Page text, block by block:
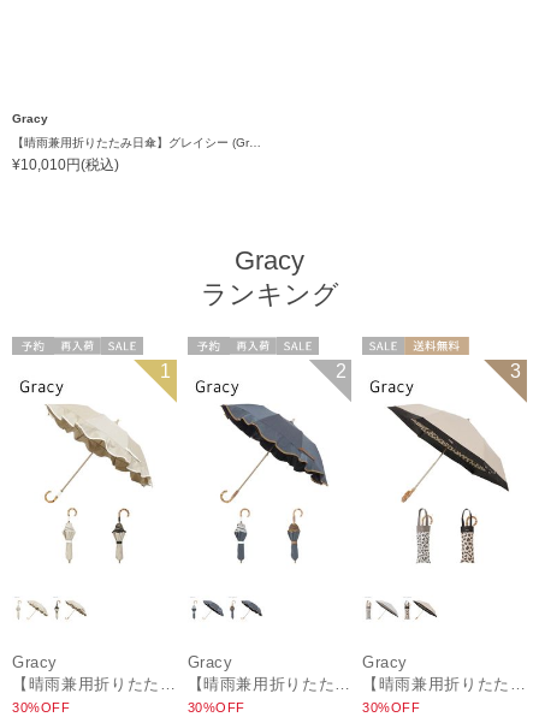
Gracy
【晴雨兼用折りたたみ日傘】グレイシー (Gracy) Studs 一級遮光99.99% 遮熱 UV99％ 簡単開閉
¥10,010円(税込)
Gracy
ランキング
セール
送料無料
WOMEN
1
Gracy
【晴雨兼用折りたたみ日傘】グレイシー (Gracy) Natural frill 遮光99% 遮熱 UV99％ 簡単開閉
30%OFF
セール
送料無料
WOMEN
2
Gracy
【晴雨兼用折りたたみ日傘】グレイシー (Gracy) Denim frill 遮光99% 遮熱 UV99％ 簡単開閉
30%OFF
ギフト向け
3
Gracy
【晴雨兼用折りたたみ日傘】グレイシー (Gracy) Leopard Back Print 一級遮光99.99% 遮熱 UV99％ 簡単開閉
30%OFF